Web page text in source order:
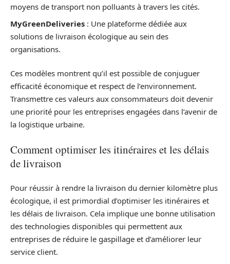
moyens de transport non polluants à travers les cités.
MyGreenDeliveries : Une plateforme dédiée aux
solutions de livraison écologique au sein des
organisations.
Ces modèles montrent qu’il est possible de conjuguer
efficacité économique et respect de l’environnement.
Transmettre ces valeurs aux consommateurs doit devenir
une priorité pour les entreprises engagées dans l’avenir de
la logistique urbaine.
Comment optimiser les itinéraires et les délais
de livraison
Pour réussir à rendre la livraison du dernier kilomètre plus
écologique, il est primordial d’optimiser les itinéraires et
les délais de livraison. Cela implique une bonne utilisation
des technologies disponibles qui permettent aux
entreprises de réduire le gaspillage et d’améliorer leur
service client.